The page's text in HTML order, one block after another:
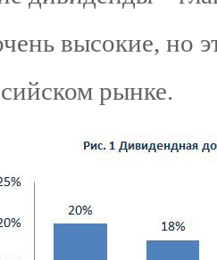
высокие, но
рынке.